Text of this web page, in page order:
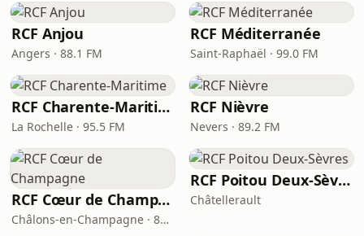
RCF Anjou
Angers · 88.1 FM
RCF Méditerranée
Saint-Raphaël · 99.0 FM
RCF Charente-Maritime
La Rochelle · 95.5 FM
RCF Nièvre
Nevers · 89.2 FM
RCF Cœur de Champagne
Châlons-en-Champagne · 88.6 FM
RCF Poitou Deux-Sèvres
Châtellerault